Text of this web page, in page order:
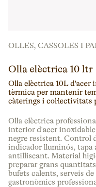
OLLES, CASSOLES I
Olla elèctrica 10 ltr
Olla elèctrica 10L d'acer
tèrmica per mantenir
càterings i col·lectivitats
Olla elèctrica
interior d'acer
negre resistent. Control
indicador lluminós, tapa
antilliscant. Material
preparar grans
bufets calents, serveis
gastronòmics